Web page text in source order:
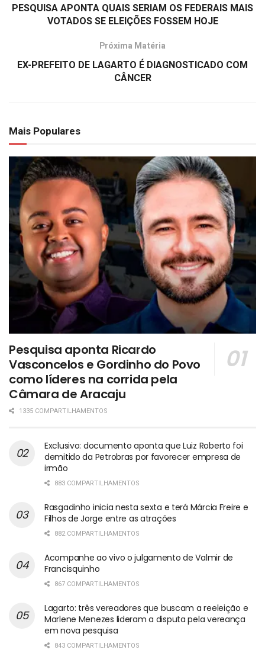
PESQUISA APONTA QUAIS SERIAM OS FEDERAIS MAIS
VOTADOS SE ELEIÇÕES FOSSEM HOJE
Próxima Matéria
EX-PREFEITO DE LAGARTO É DIAGNOSTICADO COM
CÂNCER
Mais Populares
Pesquisa aponta Ricardo
Vasconcelos e Gordinho do Povo
como líderes na corrida pela
Câmara de Aracaju
1335 COMPARTILHAMENTOS
Exclusivo: documento aponta que Luiz Roberto foi
demitido da Petrobras por favorecer empresa de
irmão
883 COMPARTILHAMENTOS
Rasgadinho inicia nesta sexta e terá Márcia Freire e
Filhos de Jorge entre as atrações
882 COMPARTILHAMENTOS
Acompanhe ao vivo o julgamento de Valmir de
Francisquinho
867 COMPARTILHAMENTOS
Lagarto: três vereadores que buscam a reeleição e
Marlene Menezes lideram a disputa pela vereança
em nova pesquisa
843 COMPARTILHAMENTOS